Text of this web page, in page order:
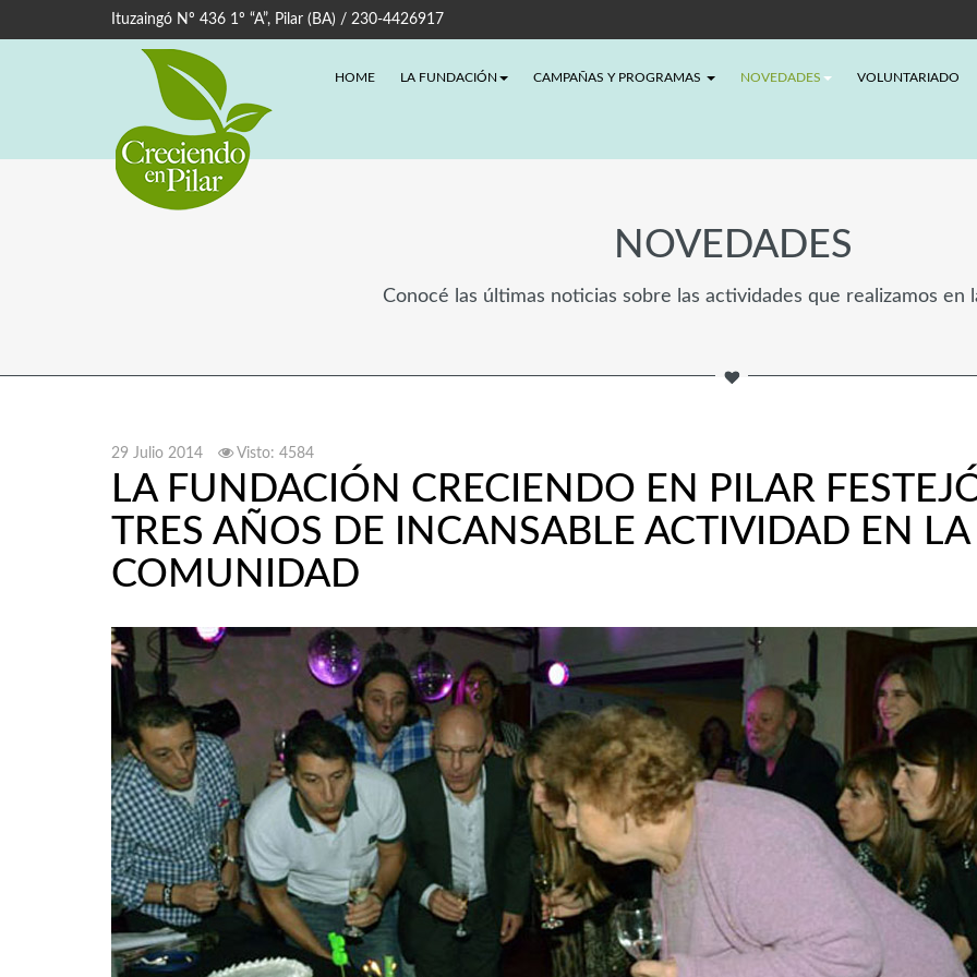
Ituzaingó Nº 436 1º “A”, Pilar (BA) / 230-4426917
HOME LA FUNDACIÓN CAMPAÑAS Y PROGRAMAS NOVEDADES VOLUNTARIADO
NOVEDADES
Conocé las últimas noticias sobre las actividades que realizamos en
29 Julio 2014 Visto: 4584
LA FUNDACIÓN CRECIENDO EN PILAR
TRES AÑOS DE INCANSABLE ACTIVIDAD EN LA
COMUNIDAD